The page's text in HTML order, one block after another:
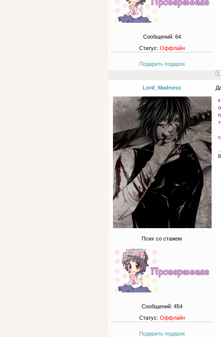
Сообщений: 64
Статус: Оффлайн
Подарить подарок
Lord_Madness
Псих со стажем
Сообщений: 454
Статус: Оффлайн
Подарить подарок